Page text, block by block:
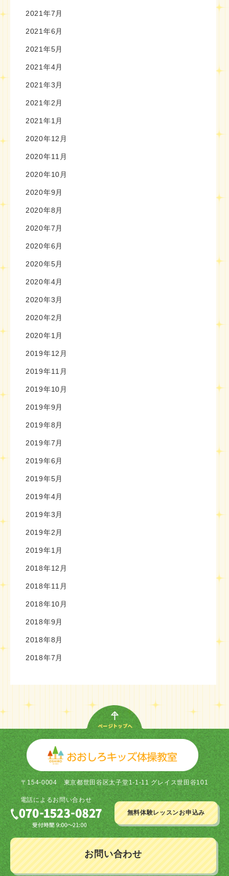
2021年7月
2021年6月
2021年5月
2021年4月
2021年3月
2021年2月
2021年1月
2020年12月
2020年11月
2020年10月
2020年9月
2020年8月
2020年7月
2020年6月
2020年5月
2020年4月
2020年3月
2020年2月
2020年1月
2019年12月
2019年11月
2019年10月
2019年9月
2019年8月
2019年7月
2019年6月
2019年5月
2019年4月
2019年3月
2019年2月
2019年1月
2018年12月
2018年11月
2018年10月
2018年9月
2018年8月
2018年7月
〒154-0004東京都世田谷区太子堂1-1-11 グレイス世田谷101
電話によるお問い合わせ
無料体験レッスンお申込み
お問い合わせ